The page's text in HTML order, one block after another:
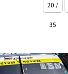
20 /
35